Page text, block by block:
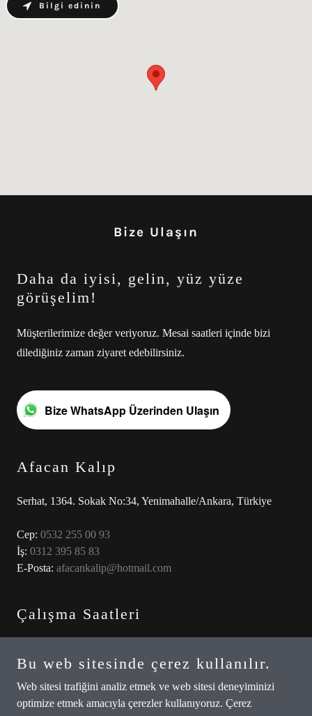
Bize Ulaşın
Daha da iyisi, gelin, yüz yüze
görüşelim!
Müşterilerimize değer veriyoruz. Mesai saatleri içinde bizi
dilediğiniz zaman ziyaret edebilirsiniz.
Bize WhatsApp Üzerinden Ulaşın
Afacan Kalıp
Serhat, 1364. Sokak No:34, Yenimahalle/Ankara, Türkiye
Cep: 0532 255 00 93
İş: 0312 395 85 83
E-Posta: afacankalip@hotmail.com
Çalışma Saatleri
Bilgi edinin
Bu web sitesinde çerez kullanılır.
Web sitesi trafiğini analiz etmek ve web sitesi deneyiminizi
optimize etmek amacıyla çerezler kullanıyoruz. Çerez